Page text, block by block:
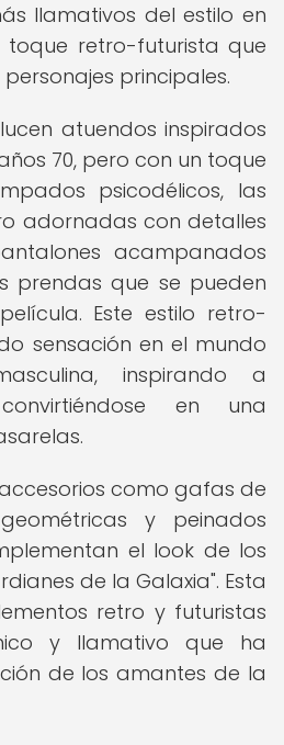
llamativos del estilo en
retro-futurista que
principales.
atuendos inspirados
70, pero con un toque
psicodélicos, las
adornadas con detalles
acampanados
prendas que se pueden
Este estilo retro-
sensación en el mundo
inspirando a
en una
como gafas de
y peinados
el look de los
de la Galaxia". Esta
retro y futuristas
y llamativo que ha
de los amantes de la